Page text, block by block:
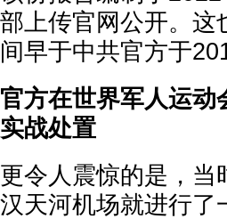
部上传官网公开。这
间早于中共官方于
官方在世界军人运动
实战处置
更令人震惊的是，当
汉天河机场就进行了